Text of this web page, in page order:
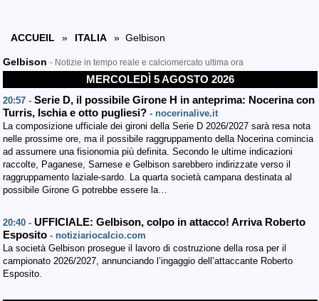
ACCUEIL » ITALIA » Gelbison
Gelbison - Notizie in tempo reale e calciomercato ultima ora
MERCOLEDÌ 5 AGOSTO 2026
20:57 - Serie D, il possibile Girone H in anteprima: Nocerina con
Turris, Ischia e otto pugliesi? - nocerinalive.it
La composizione ufficiale dei gironi della Serie D 2026/2027 sarà resa nota
nelle prossime ore, ma il possibile raggruppamento della Nocerina comincia
ad assumere una fisionomia più definita. Secondo le ultime indicazioni
raccolte, Paganese, Sarnese e Gelbison sarebbero indirizzate verso il
raggruppamento laziale-sardo. La quarta società campana destinata al
possibile Girone G potrebbe essere la…
20:40 - UFFICIALE: Gelbison, colpo in attacco! Arriva Roberto
Esposito - notiziariocalcio.com
La società Gelbison prosegue il lavoro di costruzione della rosa per il
campionato 2026/2027, annunciando l’ingaggio dell’attaccante Roberto
Esposito.